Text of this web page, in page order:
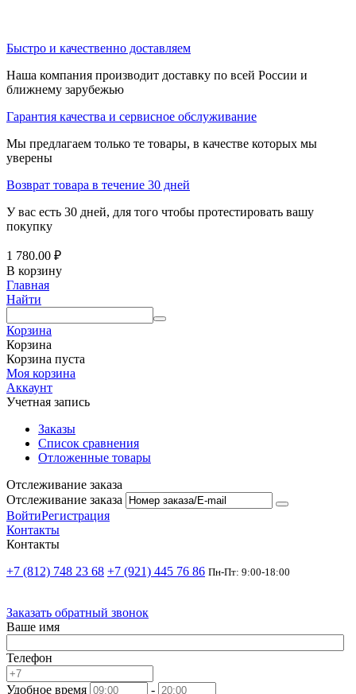
Быстро и качественно доставляем
Наша компания производит доставку по всей России и
ближнему зарубежью
Гарантия качества и сервисное обслуживание
Мы предлагаем только те товары, в качестве которых мы
уверены
Возврат товара в течение 30 дней
У вас есть 30 дней, для того чтобы протестировать вашу
покупку
1 780.00 ₽
В корзину
Главная
Найти
Корзина
Корзина
Корзина пуста
Моя корзина
Аккаунт
Учетная запись
Заказы
Список сравнения
Отложенные товары
Отслеживание заказа
Отслеживание заказа
ВойтиРегистрация
Контакты
Контакты
+7 (812) 748 23 68 +7 (921) 445 76 86 Пн-Пт: 9:00-18:00
Заказать обратный звонок
Ваше имя
Телефон
Удобное время -